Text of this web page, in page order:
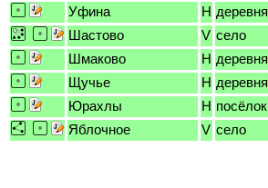
Уфина
H деревня
Шастово
V село
Шмаково
H деревня
Щучье
H деревня
Юрахлы
H посёлок
Яблочное
V село